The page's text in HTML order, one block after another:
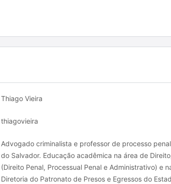
Thiago Vieira
thiagovieira
Advogado criminalista e professor de processo
do Salvador. Educação acadêmica na área de
(Direito Penal, Processual Penal e Administrativo) e
Diretoria do Patronato de Presos e Egressos do